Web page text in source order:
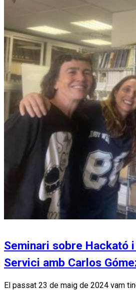
Seminari sobre Hackató
Servici amb Carlos
El passat 23 de maig de 2024 vam